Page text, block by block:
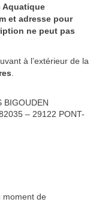
Aquatique
et adresse pour
ne peut pas
à l’extérieur de la
BIGOUDEN
– 29122 PONT-
moment de